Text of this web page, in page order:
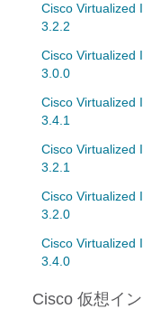
Cisco Virtualized
3.2.2
Cisco Virtualized
3.0.0
Cisco Virtualized
3.4.1
Cisco Virtualized
3.2.1
Cisco Virtualized
3.2.0
Cisco Virtualized
3.4.0
Cisco 仮想イ